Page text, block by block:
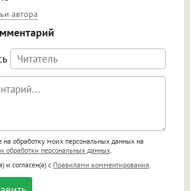
автора
HTML
<u>, <i>, <em>, <s>, <big>,
<sub>, <pre>, <ul>, <ol>, <li>,
<code> экранирует HTML,
на обработку моих персональных данных на
обработки персональных данных
и согласен(а) с Правилами комментирования